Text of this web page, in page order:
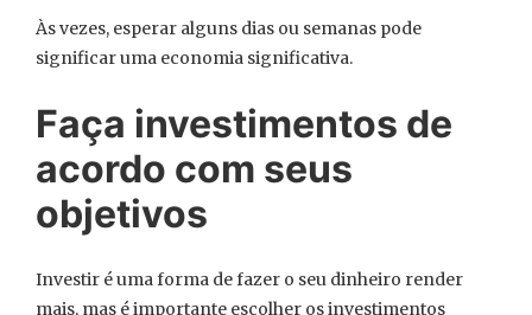
Às vezes, esperar alguns dias ou semanas pode
significar uma economia significativa.
Faça investimentos de
acordo com seus
objetivos
Investir é uma forma de fazer o seu dinheiro render
mais, mas é importante escolher os investimentos